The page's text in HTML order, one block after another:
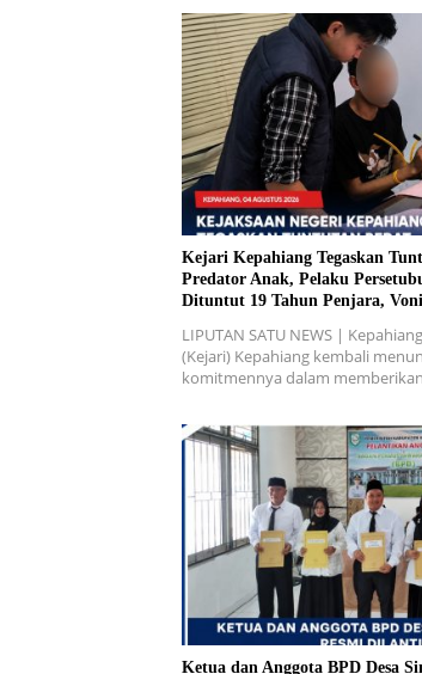
Kejari Kepahiang Tegaskan
Predator Anak, Pelaku
Dituntut 19 Tahun Penjara,
LIPUTAN SATU NEWS |
(Kejari) Kepahiang kembali
komitmennya dalam
Ketua dan Anggota BPD Desa